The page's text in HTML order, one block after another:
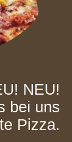
NEU!
bei uns
Pizza.